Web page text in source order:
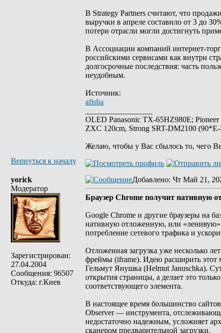
В Strategy Partners считают, что
выручки в апреле составило от 3 до
потери отрасли могли достигнуть
В Ассоциации компаний интернет-
российскими сервисами как внутри
долгосрочные последствия: часть
неудобным.
Источник:
afisha
OLED Panasonic TX-65HZ980E;
ZXC 120cm, Strong SRT-DM2100
Желаю, чтобы у Вас сбылось то, чего
Вернуться к началу
yorick
Модератор
Зарегистрирован:
27.04.2004
Сообщения: 96507
Откуда: г.Киев
Добавлено: Чт Май 21,
Браузер Chrome получит нативную
Google Chrome и другие браузеры на
нативную отложенную, или «ленивую»
потребление сетевого трафика и
Отложенная загрузка уже несколько
фреймы (iframe). Идею расширить этот
Гельмут Янушка (Helmut Januschka).
открытия страницы, а делает это
соответствующего элемента.
В настоящее время большинство
Observer — инструмента,
недостаточно надежным, усложняет
сканером предварительной загрузки.